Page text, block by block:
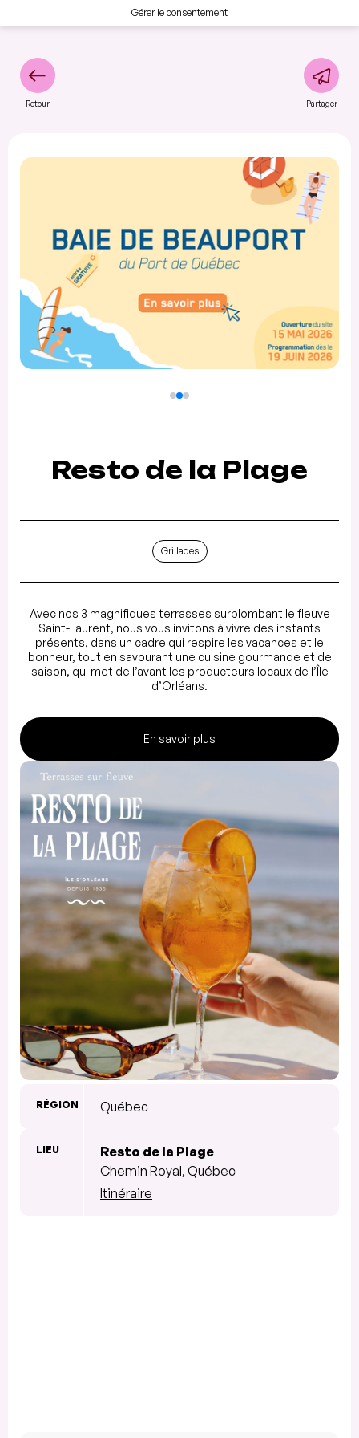
Gérer le consentement
Retour Partager
Resto de la Plage
Grillades
Avec nos 3 magnifiques terrasses surplombant le fleuve
Saint-Laurent, nous vous invitons à vivre des instants
présents, dans un cadre qui respire les vacances et le
bonheur, tout en savourant une cuisine gourmande et de
saison, qui met de l’avant les producteurs locaux de l’Île
d’Orléans.
En savoir plus
RÉGION Québec
LIEU
Resto de la Plage
Chemin Royal, Québec
Itinéraire